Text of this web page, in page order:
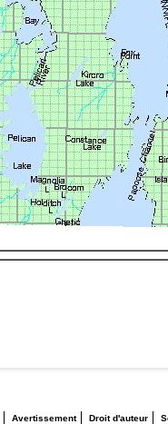
Avertissement Droit d'auteur